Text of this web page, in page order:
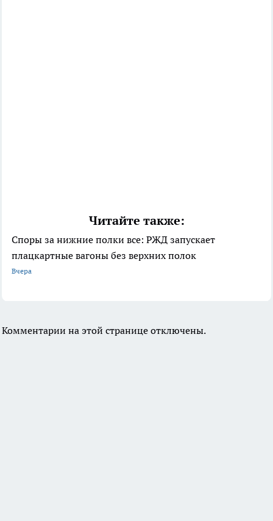
Читайте также:
Споры за нижние полки все: РЖД запускает
плацкартные вагоны без верхних полок
Вчера
Комментарии на этой странице отключены.